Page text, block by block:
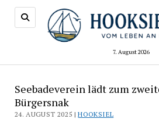
7. August 2026
Seebadeverein lädt zum
Bürgersnak
24. AUGUST 2025 |HOOKSIEL